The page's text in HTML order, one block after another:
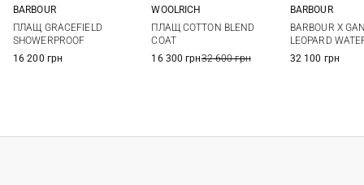
BARBOUR
ПЛАЩ GRACEFIELD
SHOWERPROOF
16 200 грн
WOOLRICH
ПЛАЩ COTTON BLEND
COAT
16 300 грн32 600 грн
BARBOUR
BARBOUR X
LEOPARD
32 100 грн